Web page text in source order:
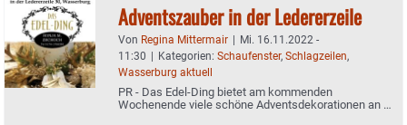
Adventszauber in der Ledererzeile
Von Regina Mittermair | Mi. 16.11.2022 -
11:30 | Kategorien: Schaufenster, Schlagzeilen,
Wasserburg aktuell
PR - Das Edel-Ding bietet am kommenden
Wochenende viele schöne Adventsdekorationen an -